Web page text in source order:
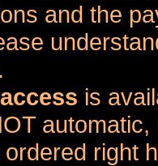
and the
is
right